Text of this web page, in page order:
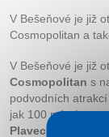
Před cestou
Atrakce
O nás
V Bešeňové je již
Cosmopolitan a
V Bešeňové je již
Cosmopolitan s
podvodních
jak 100 míst k
Plavecký